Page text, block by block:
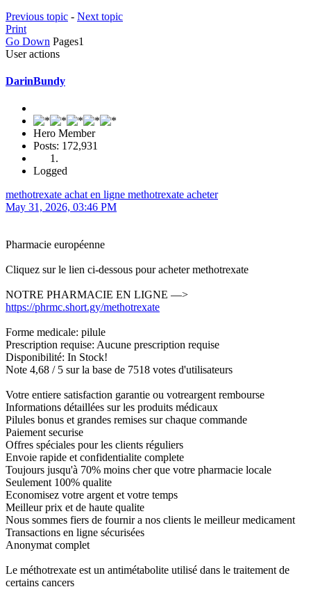
Previous topic - Next topic
Print
Go Down Pages1
User actions
DarinBundy
Hero Member
Posts: 172,931
Logged
methotrexate achat en ligne methotrexate acheter
May 31, 2026, 03:46 PM
Pharmacie européenne
Cliquez sur le lien ci-dessous pour acheter methotrexate
NOTRE PHARMACIE EN LIGNE —>
https://phrmc.short.gy/methotrexate
Forme medicale: pilule
Prescription requise: Aucune prescription requise
Disponibilité: In Stock!
Note 4,68 / 5 sur la base de 7518 votes d'utilisateurs
Votre entiere satisfaction garantie ou votreargent rembourse
Informations détaillées sur les produits médicaux
Pilules bonus et grandes remises sur chaque commande
Paiement securise
Offres spéciales pour les clients réguliers
Envoie rapide et confidentialite complete
Toujours jusqu'à 70% moins cher que votre pharmacie locale
Seulement 100% qualite
Economisez votre argent et votre temps
Meilleur prix et de haute qualite
Nous sommes fiers de fournir a nos clients le meilleur medicament
Transactions en ligne sécurisées
Anonymat complet
Le méthotrexate est un antimétabolite utilisé dans le traitement de
certains cancers